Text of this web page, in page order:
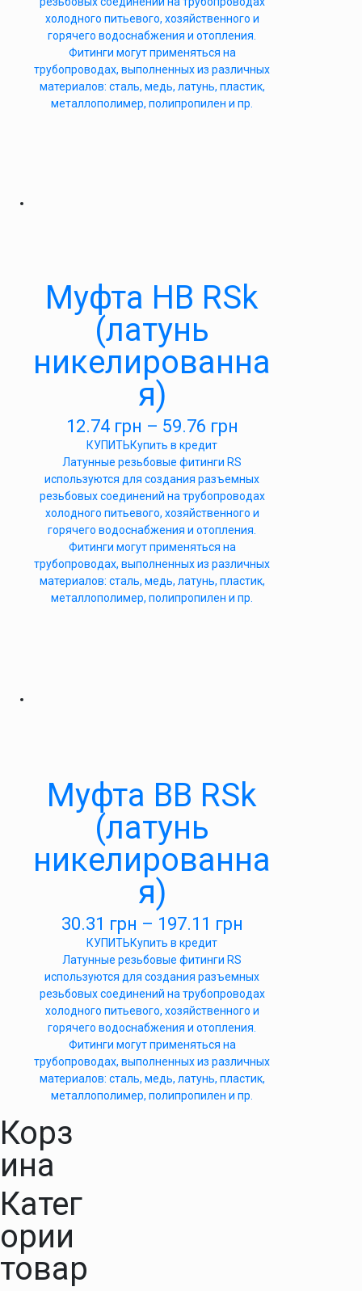
холодного питьевого, хозяйственного и
горячего водоснабжения и отопления.
Фитинги могут применяться на
трубопроводах, выполненных из различных
материалов: сталь, медь, латунь, пластик,
металлополимер, полипропилен и пр.
Муфта НВ RSk
(латунь
никелированна
я)
12.74 грн – 59.76 грн
КУПИТЬКупить в кредит
Латунные резьбовые фитинги RS
используются для создания разъемных
резьбовых соединений на трубопроводах
холодного питьевого, хозяйственного и
горячего водоснабжения и отопления.
Фитинги могут применяться на
трубопроводах, выполненных из различных
материалов: сталь, медь, латунь, пластик,
металлополимер, полипропилен и пр.
Муфта ВВ RSk
(латунь
никелированна
я)
30.31 грн – 197.11 грн
КУПИТЬКупить в кредит
Латунные резьбовые фитинги RS
используются для создания разъемных
резьбовых соединений на трубопроводах
холодного питьевого, хозяйственного и
горячего водоснабжения и отопления.
Фитинги могут применяться на
трубопроводах, выполненных из различных
материалов: сталь, медь, латунь, пластик,
металлополимер, полипропилен и пр.
Корз
ина
Катег
ории
товар